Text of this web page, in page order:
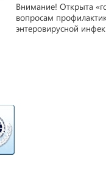
Внимание! Открыта
вопросам
энтеровирусной